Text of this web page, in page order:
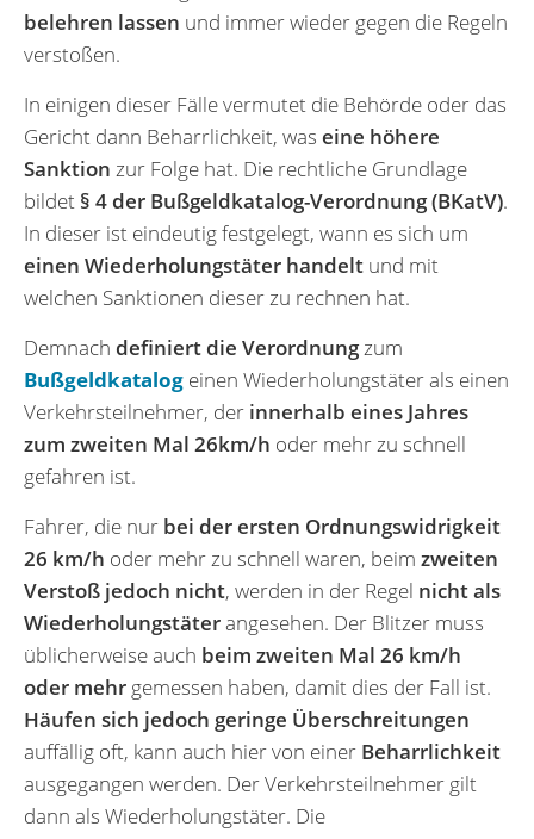
belehren lassen und immer wieder gegen die Regeln
verstoßen.
In einigen dieser Fälle vermutet die Behörde oder das
Gericht dann Beharrlichkeit, was eine höhere
Sanktion zur Folge hat. Die rechtliche Grundlage
bildet § 4 der Bußgeldkatalog-Verordnung (BKatV).
In dieser ist eindeutig festgelegt, wann es sich um
einen Wiederholungstäter handelt und mit
welchen Sanktionen dieser zu rechnen hat.
Demnach definiert die Verordnungzum
Bußgeldkatalog einen Wiederholungstäter als einen
Verkehrsteilnehmer, der innerhalb eines Jahres
zum zweiten Mal 26km/h oder mehr zu schnell
gefahren ist.
Fahrer, die nur bei der ersten Ordnungswidrigkeit
26 km/h oder mehr zu schnell waren, beim zweiten
Verstoß jedoch nicht, werden in der Regel nicht als
Wiederholungstäterangesehen. Der Blitzer muss
üblicherweise auch beim zweiten Mal 26 km/h
oder mehr gemessen haben, damit dies der Fall ist.
Häufen sich jedoch geringe Überschreitungen
auffällig oft, kann auch hier von einer Beharrlichkeit
ausgegangen werden. Der Verkehrsteilnehmer gilt
dann als Wiederholungstäter. Die